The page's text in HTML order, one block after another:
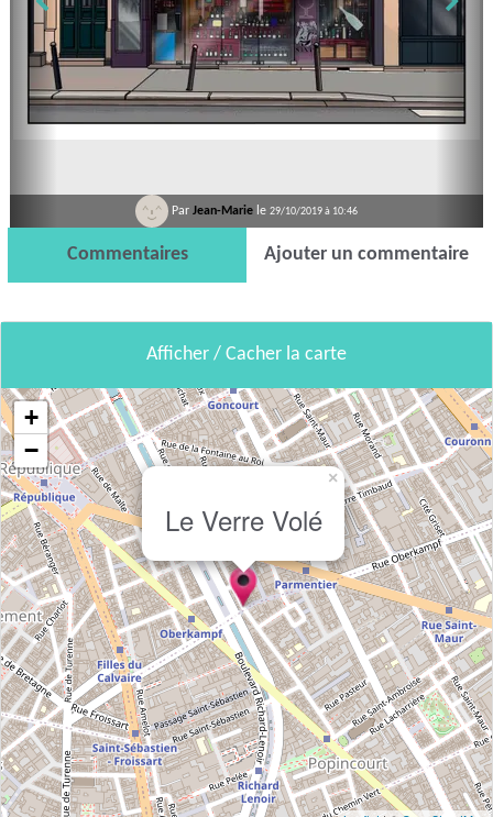
Par Jean-Marie le 29/10/2019 à 10:46
Commentaires Ajouter un commentaire
Afficher / Cacher la carte
Le Verre Volé
×
+
−